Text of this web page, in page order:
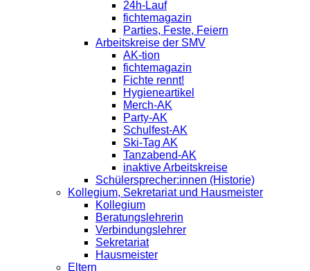
24h-Lauf
fichtemagazin
Parties, Feste, Feiern
Arbeitskreise der SMV
AK-tion
fichtemagazin
Fichte rennt!
Hygieneartikel
Merch-AK
Party-AK
Schulfest-AK
Ski-Tag AK
Tanzabend-AK
inaktive Arbeitskreise
Schülersprecher:innen (Historie)
Kollegium, Sekretariat und Hausmeister
Kollegium
Beratungslehrerin
Verbindungslehrer
Sekretariat
Hausmeister
Eltern